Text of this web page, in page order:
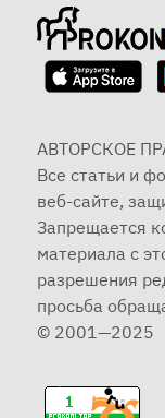
АВТОРСКОЕ
Все статьи и
веб-сайте,
Запрещается
материала с
разрешения
просьба
© 2001—2025